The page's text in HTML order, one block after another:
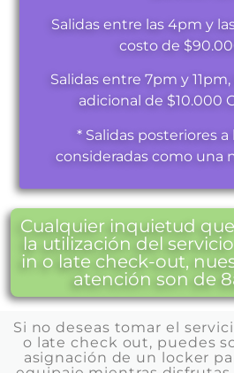
Salidas entre las 4pm y
costo de
Salidas entre 7pm y
adicional de $10.000
* Salidas posteriores a
consideradas como una
Cualquier inquietud
la utilización del
in o late check-out,
atención son de
Si no deseas tomar el
o late check out, puedes
asignación de un locker